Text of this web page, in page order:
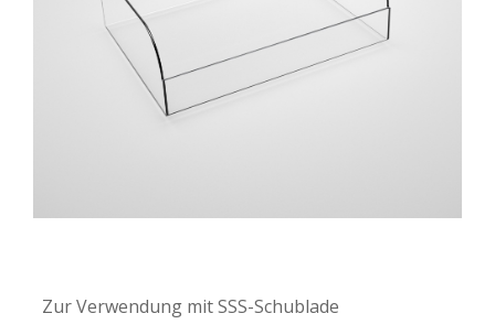
Zur Verwendung mit SSS-Schublade